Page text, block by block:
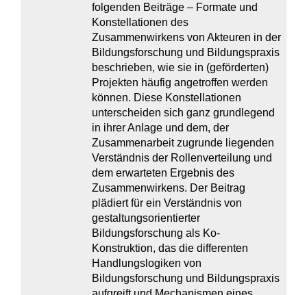
folgenden Beiträge – Formate und
Konstellationen des
Zusammenwirkens von Akteuren in der
Bildungsforschung und Bildungspraxis
beschrieben, wie sie in (geförderten)
Projekten häufig angetroffen werden
können. Diese Konstellationen
unterscheiden sich ganz grundlegend
in ihrer Anlage und dem, der
Zusammenarbeit zugrunde liegenden
Verständnis der Rollenverteilung und
dem erwarteten Ergebnis des
Zusammenwirkens. Der Beitrag
plädiert für ein Verständnis von
gestaltungsorientierter
Bildungsforschung als Ko-
Konstruktion, das die differenten
Handlungslogiken von
Bildungsforschung und Bildungspraxis